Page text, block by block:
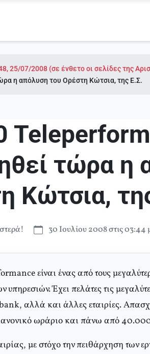
25/07/2008 (σε ένθετο οι σελίδες της
η απόλυση του Ορέστη Κώτσια, της Ε.Σ.
τώρα η
Κώτσια,
30 Ιουλίου 2008 στις 03:44
είναι ένας από τους
υπηρεσιών. Έχει πελάτες τις
αλλά και άλλες εταιρίες.
ωράριο και πάνω από
με στόχο την πειθάρχηση των